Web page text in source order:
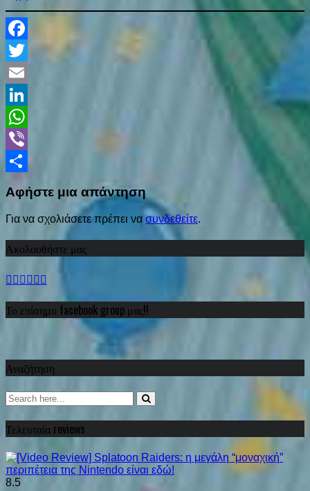
Facebook
Twitter
Email
LinkedIn
WhatsApp
Viber
Αφήστε μια απάντηση
Για να σχολιάσετε πρέπει να συνδεθείτε.
Ακολουθήστε μας
Το επίσημο facebook group μας!!
Αναζήτηση
Τελευταία reviews
8.5